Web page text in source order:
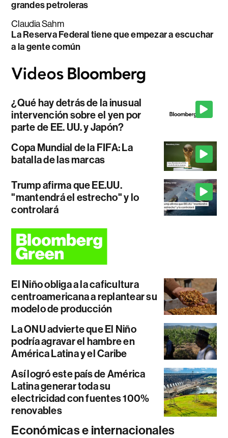
grandes petroleras
Claudia Sahm
La Reserva Federal tiene que empezar a escuchar
a la gente común
¿Qué hay detrás de la inusual
intervención sobre el yen por
parte de EE. UU. y Japón?
Copa Mundial de la FIFA: La
batalla de las marcas
Trump afirma que EE.UU.
"mantendrá el estrecho" y lo
controlará
El Niño obliga a la caficultura
centroamericana a replantear su
modelo de producción
La ONU advierte que El Niño
podría agravar el hambre en
América Latina y el Caribe
Así logró este país de América
Latina generar toda su
electricidad con fuentes 100%
renovables
Económicas e internacionales